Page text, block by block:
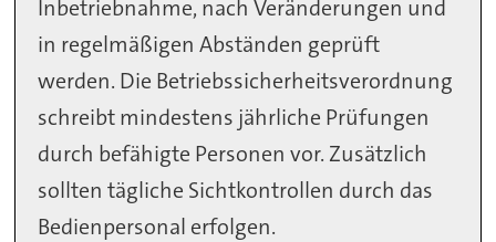
Inbetriebnahme, nach Veränderungen und
in regelmäßigen Abständen geprüft
werden. Die Betriebssicherheitsverordnung
schreibt mindestens jährliche Prüfungen
durch befähigte Personen vor. Zusätzlich
sollten tägliche Sichtkontrollen durch das
Bedienpersonal erfolgen.